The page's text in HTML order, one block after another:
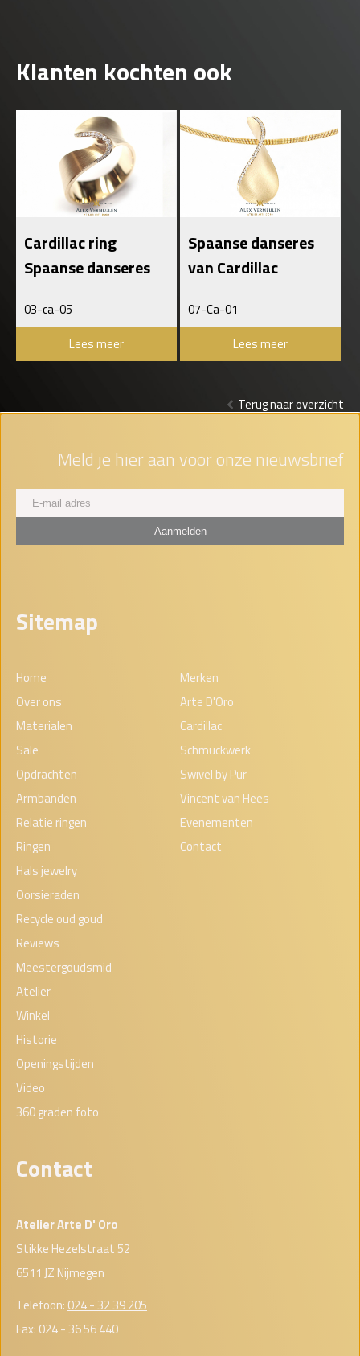
Klanten kochten ook
Cardillac ring
Spaanse danseres
03-ca-05
Lees meer
Spaanse danseres
van Cardillac
07-Ca-01
Lees meer
Terug naar overzicht
Meld je hier aan voor onze nieuwsbrief
Sitemap
Home
Over ons
Materialen
Sale
Opdrachten
Armbanden
Relatie ringen
Ringen
Hals jewelry
Oorsieraden
Recycle oud goud
Reviews
Meestergoudsmid
Atelier
Winkel
Historie
Openingstijden
Video
360 graden foto
Merken
Arte D'Oro
Cardillac
Schmuckwerk
Swivel by Pur
Vincent van Hees
Evenementen
Contact
Contact
Atelier Arte D' Oro
Stikke Hezelstraat 52
6511 JZ Nijmegen
Telefoon: 024 - 32 39 205
Fax: 024 - 36 56 440